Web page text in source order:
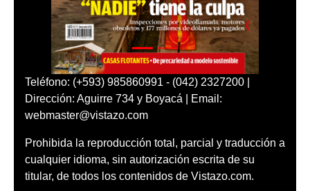
Teléfono: (+593) 985860991 - (042) 2327200 |
Dirección: Aguirre 734 y Boyacá | Email:
webmaster@vistazo.com
Prohibida la reproducción total, parcial y traducción a
cualquier idioma, sin autorización escrita de su
titular, de todos los contenidos de Vistazo.com.